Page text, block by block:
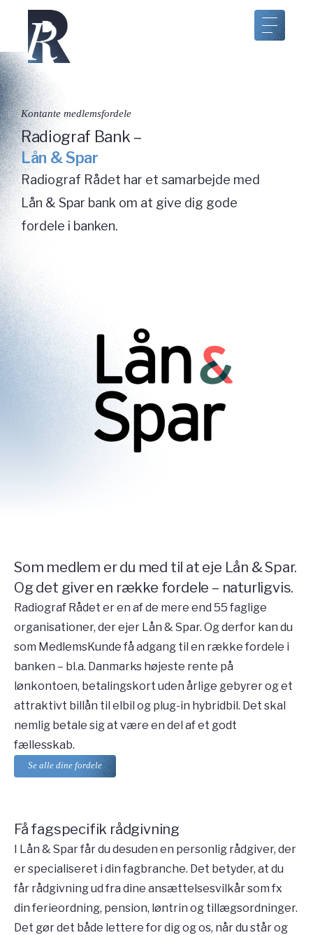
Kontante medlemsfordele
Radiograf Bank –
Lån & Spar
Radiograf Rådet har et samarbejde med
Lån & Spar bank om at give dig gode
fordele i banken.
Som medlem er du med til at eje Lån & Spar.
Og det giver en række fordele – naturligvis.
Radiograf Rådet er en af de mere end 55 faglige
organisationer, der ejer Lån & Spar. Og derfor kan du
som MedlemsKunde få adgang til en række fordele i
banken – bl.a. Danmarks højeste rente på
lønkontoen, betalingskort uden årlige gebyrer og et
attraktivt billån til elbil og plug-in hybridbil. Det skal
nemlig betale sig at være en del af et godt
fællesskab.
Se alle dine fordele
Få fagspecifik rådgivning
I Lån & Spar får du desuden en personlig rådgiver, der
er specialiseret i din fagbranche. Det betyder, at du
får rådgivning ud fra dine ansættelsesvilkår som fx
din ferieordning, pension, løntrin og tillægsordninger.
Det gør det både lettere for dig og os, når du står og